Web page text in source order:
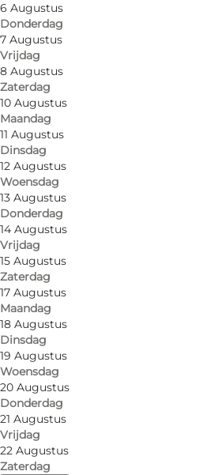
6 Augustus
Donderdag
7 Augustus
Vrijdag
8 Augustus
Zaterdag
10 Augustus
Maandag
11 Augustus
Dinsdag
12 Augustus
Woensdag
13 Augustus
Donderdag
14 Augustus
Vrijdag
15 Augustus
Zaterdag
17 Augustus
Maandag
18 Augustus
Dinsdag
19 Augustus
Woensdag
20 Augustus
Donderdag
21 Augustus
Vrijdag
22 Augustus
Zaterdag